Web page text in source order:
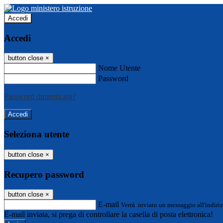
Accedi
Accedi
button close ×
Nome Utente
Password
Password dimenticata?
Seleziona utente
button close ×
Recupero password
button close ×
E-mail Verrà inviato un messaggio
E-mail inviata, si prega di controllare la casella di posta elettronica!